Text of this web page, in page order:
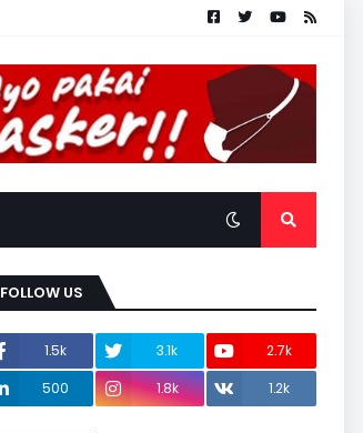
FOLLOW US
1.5k 3.1k
2.7k
500
1.8k 1.2k